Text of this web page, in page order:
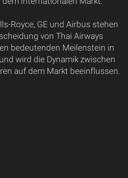
Royce, GE und Airbus stehen
von Thai Airways
bedeutenden Meilenstein in
wird die Dynamik zwischen
auf dem Markt beeinflussen.